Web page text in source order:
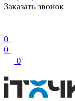
Заказать звонок
0
0
0